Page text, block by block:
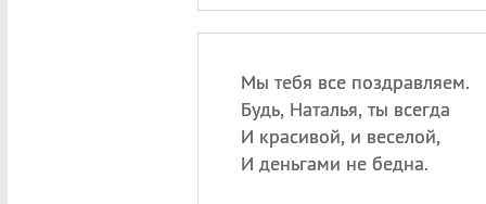
Мы тебя все поздравляем.
Будь, Наталья, ты всегда
И красивой, и веселой,
И деньгами не бедна.